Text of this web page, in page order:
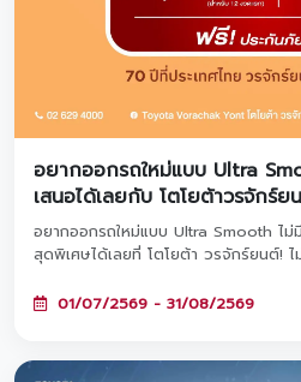
อยากออกรถใหม่แบบ Ultra
เสนอได้เลยกับ โตโยต้าวรจักร์ย
อยากออกรถใหม่แบบ Ultra Smooth ไม่
สุดพิเศษได้เลยที่ โตโยต้า วรจักร์ยนต์! ไ
บาท* ทั้งสองทางเลือกมาพร้อมฟรีประกั
พิเศษยิ่งขึ้นเมื่อจองวันนี้ รับสิทธิ์ร่วมแ
ตั้งแต่วันนี้ - 31 ส.ค. 2569 นี้เท่านั้นนะค
01/07/2569 - 31/08/2569